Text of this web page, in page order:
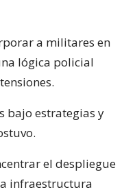
a militares en
lógica policial
bajo estrategias y
el despliegue
infraestructura